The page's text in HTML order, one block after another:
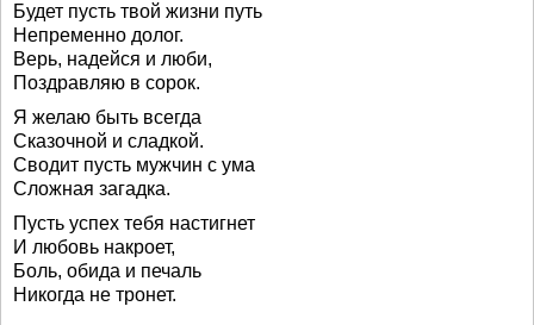
Будет пусть твой жизни путь
Непременно долог.
Верь, надейся и люби,
Поздравляю в сорок.
Я желаю быть всегда
Сказочной и сладкой.
Сводит пусть мужчин с ума
Сложная загадка.
Пусть успех тебя настигнет
И любовь накроет,
Боль, обида и печаль
Никогда не тронет.